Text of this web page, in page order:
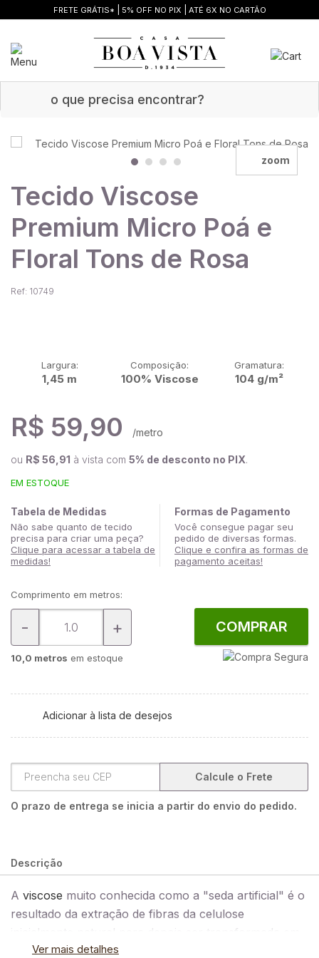
FRETE GRÁTIS* 5% OFF NO PIX ATÉ 6X NO CARTÃO
zoom
Tecido Viscose
Premium Micro Poá e
Floral Tons de Rosa
Ref: 10749
Largura:
1,45 m
Composição:
100% Viscose
Gramatura:
104 g/m²
R$ 59,90 /metro
ou R$ 56,91 à vista com 5% de desconto no PIX.
EM ESTOQUE
Tabela de Medidas
Não sabe quanto de tecido
precisa para criar uma peça?
Clique para acessar a tabela de
medidas!
Formas de Pagamento
Você consegue pagar seu
pedido de diversas formas.
Clique e confira as formas de
pagamento aceitas!
Comprimento em metros:
- +
10,0 metros em estoque
COMPRAR
Adicionar à lista de desejos
Calcule o Frete
O prazo de entrega se inicia a partir do envio do pedido.
Descrição
A viscose muito conhecida como a "seda artificial" é o
resultado da extração de fibras da celulose
inicialmente natural para depois ser transformada em
fibra têxtil artificial. É um tipo de tecido flexível que se
Ver mais detalhes